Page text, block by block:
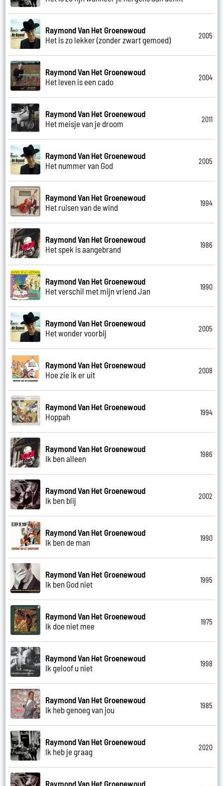
Raymond Van Het Groenewoud
Het is zo lekker (zonder zwart gemoed)
2005
Raymond Van Het Groenewoud
Het leven is een cado
2004
Raymond Van Het Groenewoud
Het meisje van je droom
2011
Raymond Van Het Groenewoud
Het nummer van God
2005
Raymond Van Het Groenewoud
Het ruisen van de wind
1994
Raymond Van Het Groenewoud
Het spek is aangebrand
1986
Raymond Van Het Groenewoud
Het verschil met mijn vriend Jan
1990
Raymond Van Het Groenewoud
Het wonder voorbij
2005
Raymond Van Het Groenewoud
Hoe zie ik er uit
2008
Raymond Van Het Groenewoud
Hoppah
1994
Raymond Van Het Groenewoud
Ik ben alleen
1986
Raymond Van Het Groenewoud
Ik ben blij
2002
Raymond Van Het Groenewoud
Ik ben de man
1990
Raymond Van Het Groenewoud
Ik ben God niet
1995
Raymond Van Het Groenewoud
Ik doe niet mee
1975
Raymond Van Het Groenewoud
Ik geloof u niet
1998
Raymond Van Het Groenewoud
Ik heb genoeg van jou
1985
Raymond Van Het Groenewoud
Ik heb je graag
2020
Raymond Van Het Groenewoud